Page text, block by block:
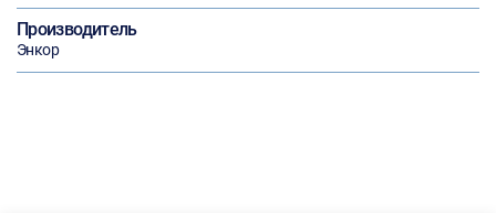
Производитель
Энкор